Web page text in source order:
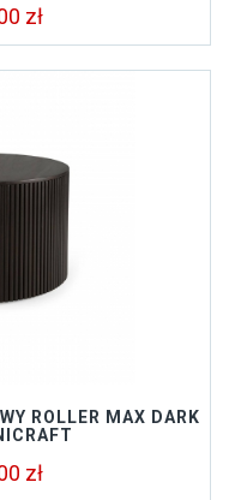
zł
ROLLER MAX DARK
zł